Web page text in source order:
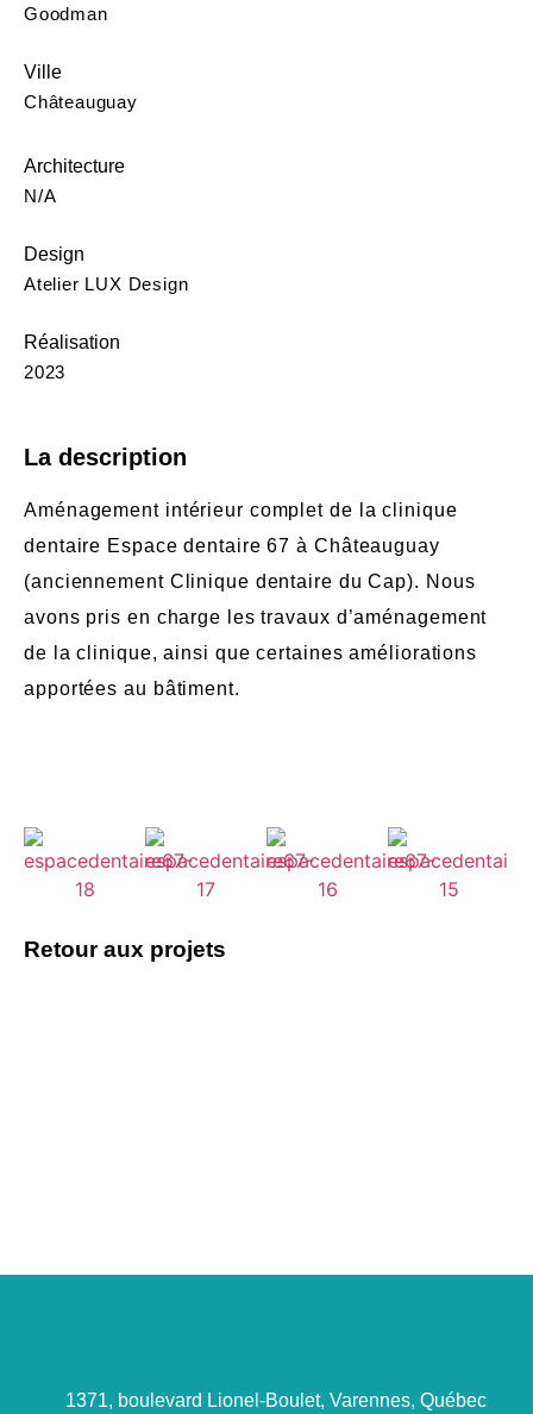
Goodman
Ville
Châteauguay
Architecture
N/A
Design
Atelier LUX Design
Réalisation
2023
La description
Aménagement intérieur complet de la clinique
dentaire Espace dentaire 67 à Châteauguay
(anciennement Clinique dentaire du Cap). Nous
avons pris en charge les travaux d’aménagement
de la clinique, ainsi que certaines améliorations
apportées au bâtiment.
Retour aux projets
1371, boulevard Lionel-Boulet, Varennes, Québec